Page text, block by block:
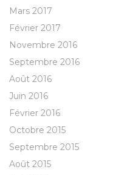
Mars 2017
Février 2017
Novembre 2016
Septembre 2016
Août 2016
Juin 2016
Février 2016
Octobre 2015
Septembre 2015
Août 2015